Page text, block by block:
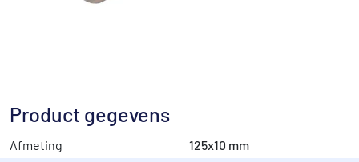
Product gegevens
Afmeting
125x10 mm